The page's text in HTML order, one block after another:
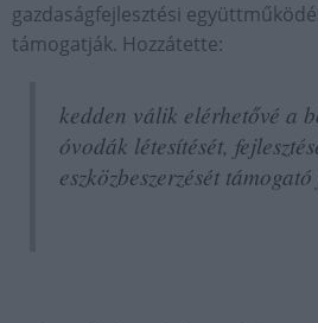
gazdaságfejlesztési
támogatják. Hozzátette:
kedden válik elérhetővé a
óvodák létesítését,
eszközbeszerzését